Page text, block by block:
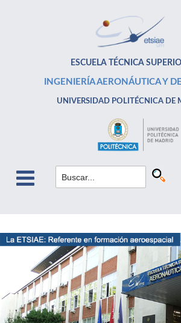
ESCUELA TÉCNICA
INGENIERÍA AERONÁUTICA Y
UNIVERSIDAD POLITÉCNICA DE